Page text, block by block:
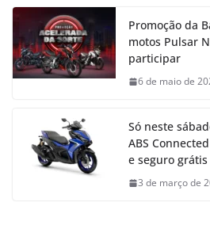
Promoção da
motos Pulsar
participar
6 de maio de
Só neste
ABS
e seguro grátis
3 de março de